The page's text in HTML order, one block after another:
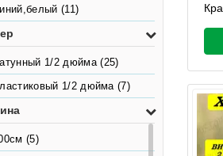
(11)
1/2 дюйма(25)
1/2 дюйма(7)
(5)